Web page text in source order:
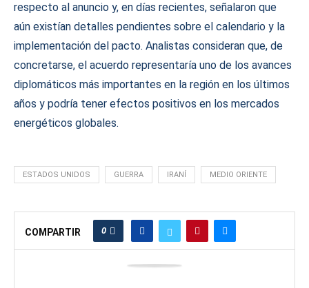
respecto al anuncio y, en días recientes, señalaron que
aún existían detalles pendientes sobre el calendario y la
implementación del pacto. Analistas consideran que, de
concretarse, el acuerdo representaría uno de los avances
diplomáticos más importantes en la región en los últimos
años y podría tener efectos positivos en los mercados
energéticos globales.
ESTADOS UNIDOS GUERRA IRANÍ MEDIO ORIENTE
COMPARTIR 0